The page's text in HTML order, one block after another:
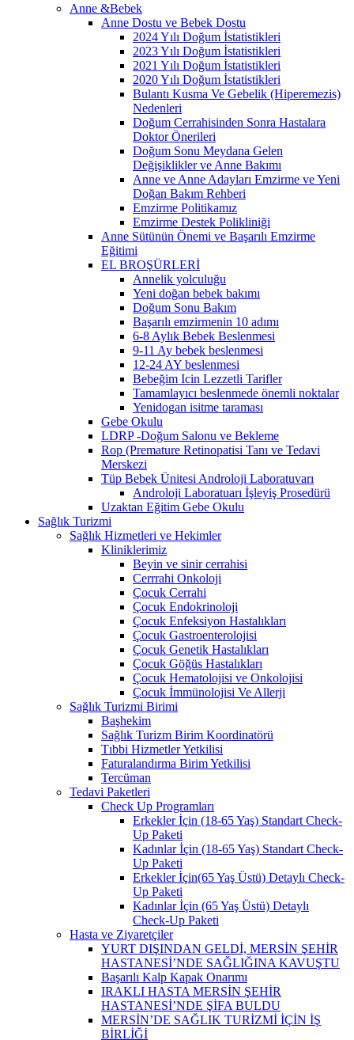
Anne &Bebek
Anne Dostu ve Bebek Dostu
2024 Yılı Doğum İstatistikleri
2023 Yılı Doğum İstatistikleri
2021 Yılı Doğum İstatistikleri
2020 Yılı Doğum İstatistikleri
Bulantı Kusma Ve Gebelik (Hiperemezis)
Nedenleri
Doğum Cerrahisinden Sonra Hastalara
Doktor Önerileri
Doğum Sonu Meydana Gelen
Değişiklikler ve Anne Bakımı
Anne ve Anne Adayları Emzirme ve Yeni
Doğan Bakım Rehberi
Emzirme Politikamız
Emzirme Destek Polikliniği
Anne Sütünün Önemi ve Başarılı Emzirme
Eğitimi
EL BROŞÜRLERİ
Annelik yolculuğu
Yeni doğan bebek bakımı
Doğum Sonu Bakım
Başarılı emzirmenin 10 adımı
6-8 Aylık Bebek Beslenmesi
9-11 Ay bebek beslenmesi
12-24 AY beslenmesi
Bebeğim Icin Lezzetli Tarifler
Tamamlayıcı beslenmede önemli noktalar
Yenidogan isitme taraması
Gebe Okulu
LDRP -Doğum Salonu ve Bekleme
Rop (Premature Retinopatisi Tanı ve Tedavi
Merskezi
Tüp Bebek Ünitesi Androloji Laboratuvarı
Androloji Laboratuarı İşleyiş Prosedürü
Uzaktan Eğitim Gebe Okulu
Sağlık Turizmi
Sağlık Hizmetleri ve Hekimler
Kliniklerimiz
Beyin ve sinir cerrahisi
Cerrrahi Onkoloji
Çocuk Cerrahi
Çocuk Endokrinoloji
Çocuk Enfeksiyon Hastalıkları
Çocuk Gastroenterolojisi
Çocuk Genetik Hastalıkları
Çocuk Göğüs Hastalıkları
Çocuk Hematolojisi ve Onkolojisi
Çocuk İmmünolojisi Ve Allerji
Sağlık Turizmi Birimi
Başhekim
Sağlık Turizm Birim Koordinatörü
Tıbbi Hizmetler Yetkilisi
Faturalandırma Birim Yetkilisi
Tercüman
Tedavi Paketleri
Check Up Programları
Erkekler İçin (18-65 Yaş) Standart Check-
Up Paketi
Kadınlar İçin (18-65 Yaş) Standart Check-
Up Paketi
Erkekler İçin(65 Yaş Üstü) Detaylı Check-
Up Paketi
Kadınlar İçin (65 Yaş Üstü) Detaylı
Check-Up Paketi
Hasta ve Ziyaretçiler
YURT DIŞINDAN GELDİ, MERSİN ŞEHİR
HASTANESİ’NDE SAĞLIĞINA KAVUŞTU
Başarılı Kalp Kapak Onarımı
IRAKLI HASTA MERSİN ŞEHİR
HASTANESİ’NDE ŞİFA BULDU
MERSİN’DE SAĞLIK TURİZMİ İÇİN İŞ
BİRLİĞİ